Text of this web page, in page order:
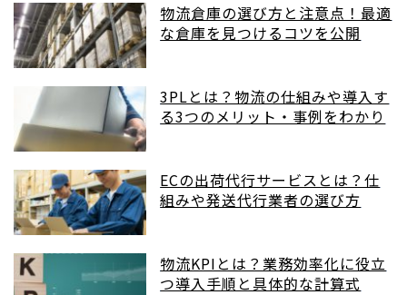
物流倉庫の選び方と注意点！最適
な倉庫を見つけるコツを公開
3PLとは？物流の仕組みや導入す
る3つのメリット・事例をわかり
ECの出荷代行サービスとは？仕
組みや発送代行業者の選び方
物流KPIとは？業務効率化に役立
つ導入手順と具体的な計算式